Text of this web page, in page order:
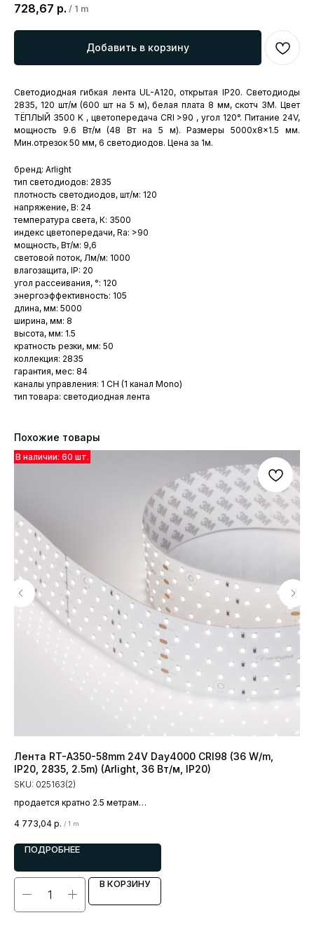
728,67 р. / 1 m
Добавить в корзину
Светодиодная гибкая лента UL-A120, открытая IP20. Светодиоды
2835, 120 шт/м (600 шт на 5 м), белая плата 8 мм, скотч 3M. Цвет
ТЁПЛЫЙ 3500 K , цветопередача CRI >90 , угол 120°. Питание 24V,
мощность 9.6 Вт/м (48 Вт на 5 м). Размеры 5000x8x1.5 мм.
Мин.отрезок 50 мм, 6 светодиодов. Цена за 1м.
бренд: Arlight
тип светодиодов: 2835
плотность светодиодов, шт/м: 120
напряжение, В: 24
температура света, К: 3500
индекс цветопередачи, Ra: >90
мощность, Вт/м: 9,6
световой поток, Лм/м: 1000
влагозащита, IP: 20
угол рассеивания, °: 120
энергоэффективность: 105
длина, мм: 5000
ширина, мм: 8
высота, мм: 1.5
кратность резки, мм: 50
коллекция: 2835
гарантия, мес: 84
каналы управления: 1 CH (1 канал Mono)
тип товара: светодиодная лента
Похожие товары
Лента RT-A350-58mm 24V Day4000 CRI98 (36 W/m,
IP20, 2835, 2.5m) (Arlight, 36 Вт/м, IP20)
SKU: 025163(2)
продается кратно 2.5 метрам
4 773,04 р. / 1 m
ПОДРОБНЕЕ
В КОРЗИНУ